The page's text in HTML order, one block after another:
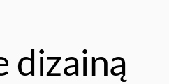
dizainą